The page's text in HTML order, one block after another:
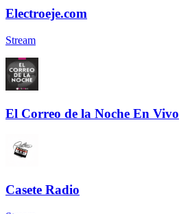
Electroeje.com
Stream
El Correo de la Noche En Vivo
Casete Radio